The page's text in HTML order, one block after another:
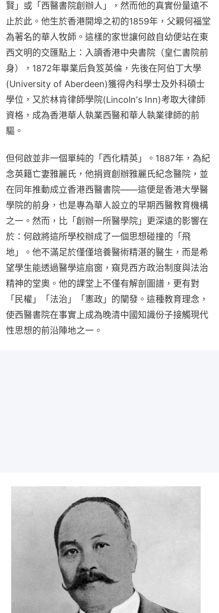
賢」或「西醫書院創辦人」，然而他的真實份量遠不
止於此。他生於香港開埠之初的1859年，父親何福堂
為著名的華人牧師。這樣的家世讓何啟自幼便站在東
西文明的交匯點上：入讀香港中央書院（皇仁書院前
身），1872年畢業后負笈英倫，先後在阿伯丁大學
(University of Aberdeen)獲得內科學士及外科碩士
學位，又於林肯律師學院(Lincoln's Inn)考取大律師
資格，成為香港華人執業西醫和華人執業律師的前
驅。
但何啟並非一個單純的「西化精英」。1887年，為紀
念英籍亡妻雅麗氏，他捐資創辦雅麗氏紀念醫院，並
在同年推動成立香港西醫書院——這便是香港大學醫
學院的前身，也是專為華人設立的早期西醫教育機構
之一。然而，比「創辦一所醫學院」更深遠的影響在
於：何啟將這所學校辦成了一個思想碰撞的「飛
地」。他不滿足於僅僅培養醫術精湛的醫生，而是希
望學生能透過醫學這扇窗，窺見西方政治制度與法治
精神的堂奧。他的課堂上不僅有解剖圖譜，更有對
「民權」「法治」「憲政」的闡發。這種教育理念，
使西醫書院在事實上成為晚清中國知識份子接觸現代
性思想的前沿陣地之一。